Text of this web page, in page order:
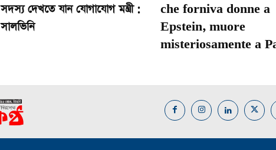
সদস্য দেখতে যান যোগাযোগ মন্ত্রী :
সালভিনি
che forniva donne a
Epstein, muore
misteriosamente a